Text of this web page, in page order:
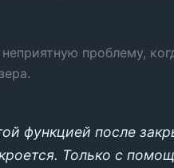
проблему,
функцией после
Только с